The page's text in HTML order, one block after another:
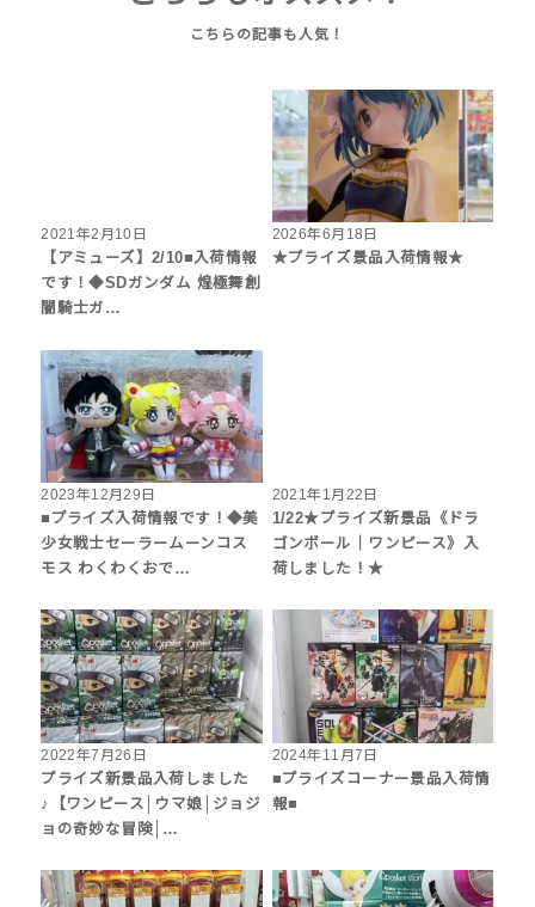
2021年2月10日
【アミューズ】2/10■入荷情報
です！◆SDガンダム 煌極舞創
闇騎士ガ…
2026年6月18日
★プライズ景品入荷情報★
2023年12月29日
■プライズ入荷情報です！◆美
少女戦士セーラームーンコス
モス わくわくおで…
2021年1月22日
1/22★プライズ新景品《ドラ
ゴンボール｜ワンピース》入
荷しました！★
2022年7月26日
プライズ新景品入荷しました
♪【ワンピース│ウマ娘│ジョジ
ョの奇妙な冒険│…
2024年11月7日
■プライズコーナー景品入荷情
報■